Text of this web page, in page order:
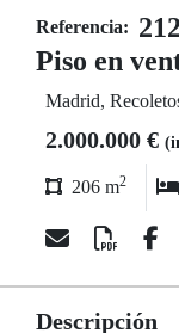
Referencia:
Piso en
Madrid,
2.000.000 €
206 m2
Descripción